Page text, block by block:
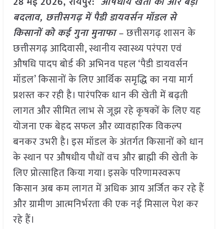
बदलाव, छत्तीसगढ़ में पैडी डायवर्सन मॉडल से
किसानों को कई गुना मुनाफा– छत्तीसगढ़ शासन के
छत्तीसगढ़ आदिवासी, स्थानीय स्वास्थ्य परंपरा एवं
औषधि पादप बोर्ड की अभिनव पहल ‘पैडी डायवर्सन
मॉडल’ किसानों के लिए आर्थिक समृद्धि का नया मार्ग
प्रशस्त कर रही है। पारंपरिक धान की खेती में बढ़ती
लागत और सीमित लाभ से जूझ रहे कृषकों के लिए यह
योजना एक बेहद सफल और व्यावहारिक विकल्प
बनकर उभरी है। इस मॉडल के अंतर्गत किसानों को धान
के स्थान पर औषधीय पौधों वच और ब्राह्मी की खेती के
लिए प्रोत्साहित किया गया। इसके परिणामस्वरूप
किसान अब कम लागत में अधिक आय अर्जित कर रहे हैं
और ग्रामीण आत्मनिर्भरता की एक नई मिसाल पेश कर
रहे हैं।